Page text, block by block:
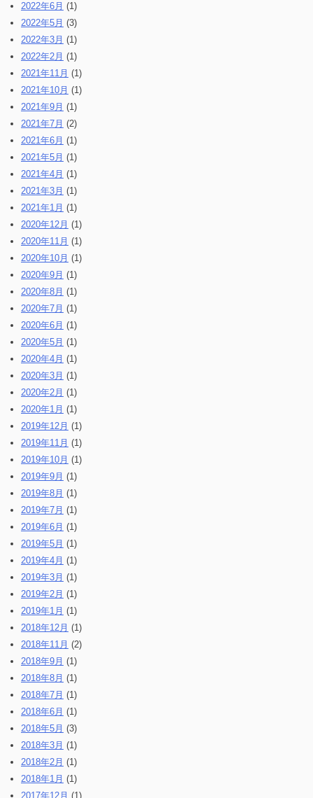
2022年6月 (1)
2022年5月 (3)
2022年3月 (1)
2022年2月 (1)
2021年11月 (1)
2021年10月 (1)
2021年9月 (1)
2021年7月 (2)
2021年6月 (1)
2021年5月 (1)
2021年4月 (1)
2021年3月 (1)
2021年1月 (1)
2020年12月 (1)
2020年11月 (1)
2020年10月 (1)
2020年9月 (1)
2020年8月 (1)
2020年7月 (1)
2020年6月 (1)
2020年5月 (1)
2020年4月 (1)
2020年3月 (1)
2020年2月 (1)
2020年1月 (1)
2019年12月 (1)
2019年11月 (1)
2019年10月 (1)
2019年9月 (1)
2019年8月 (1)
2019年7月 (1)
2019年6月 (1)
2019年5月 (1)
2019年4月 (1)
2019年3月 (1)
2019年2月 (1)
2019年1月 (1)
2018年12月 (1)
2018年11月 (2)
2018年9月 (1)
2018年8月 (1)
2018年7月 (1)
2018年6月 (1)
2018年5月 (3)
2018年3月 (1)
2018年2月 (1)
2018年1月 (1)
2017年12月 (1)